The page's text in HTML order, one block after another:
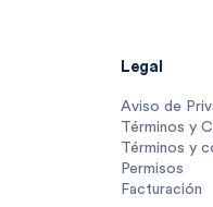
Legal
Aviso de
Términos y
Términos y
Permisos
Facturación